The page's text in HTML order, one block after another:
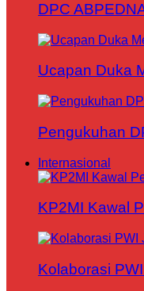
DPC
Ucapan Duka
Pengukuhan
Internasional
KP2MI Kawal
Kolaborasi